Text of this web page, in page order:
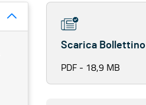
Scarica Bollettino
PDF - 18,9 MB